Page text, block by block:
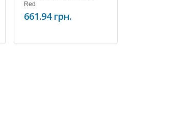
Red
661.94 грн.